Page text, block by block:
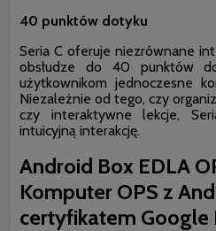
40 punktów dotyku
Seria C oferuje niezrównane
obsłudze do 40 punktów
użytkownikom jednoczesne
Niezależnie od tego, czy
czy interaktywne lekcje,
intuicyjną interakcję.
Android Box EDLA
Komputer OPS z
certyfikatem Google